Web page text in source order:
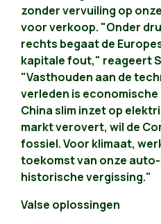
zonder vervuiling op
voor verkoop. "Onder
rechts begaat de
kapitale fout," reageert
"Vasthouden aan de
verleden is
China slim inzet op
markt verovert, wil de
fossiel. Voor klimaat,
toekomst van onze
historische vergissing."
Valse oplossingen